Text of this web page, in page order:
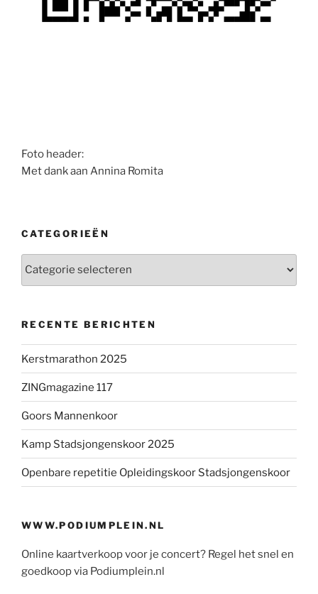
Foto header:
Met dank aan Annina Romita
CATEGORIEËN
RECENTE BERICHTEN
Kerstmarathon 2025
ZINGmagazine 117
Goors Mannenkoor
Kamp Stadsjongenskoor 2025
Openbare repetitie Opleidingskoor Stadsjongenskoor
WWW.PODIUMPLEIN.NL
Online kaartverkoop voor je concert? Regel het snel en
goedkoop via Podiumplein.nl